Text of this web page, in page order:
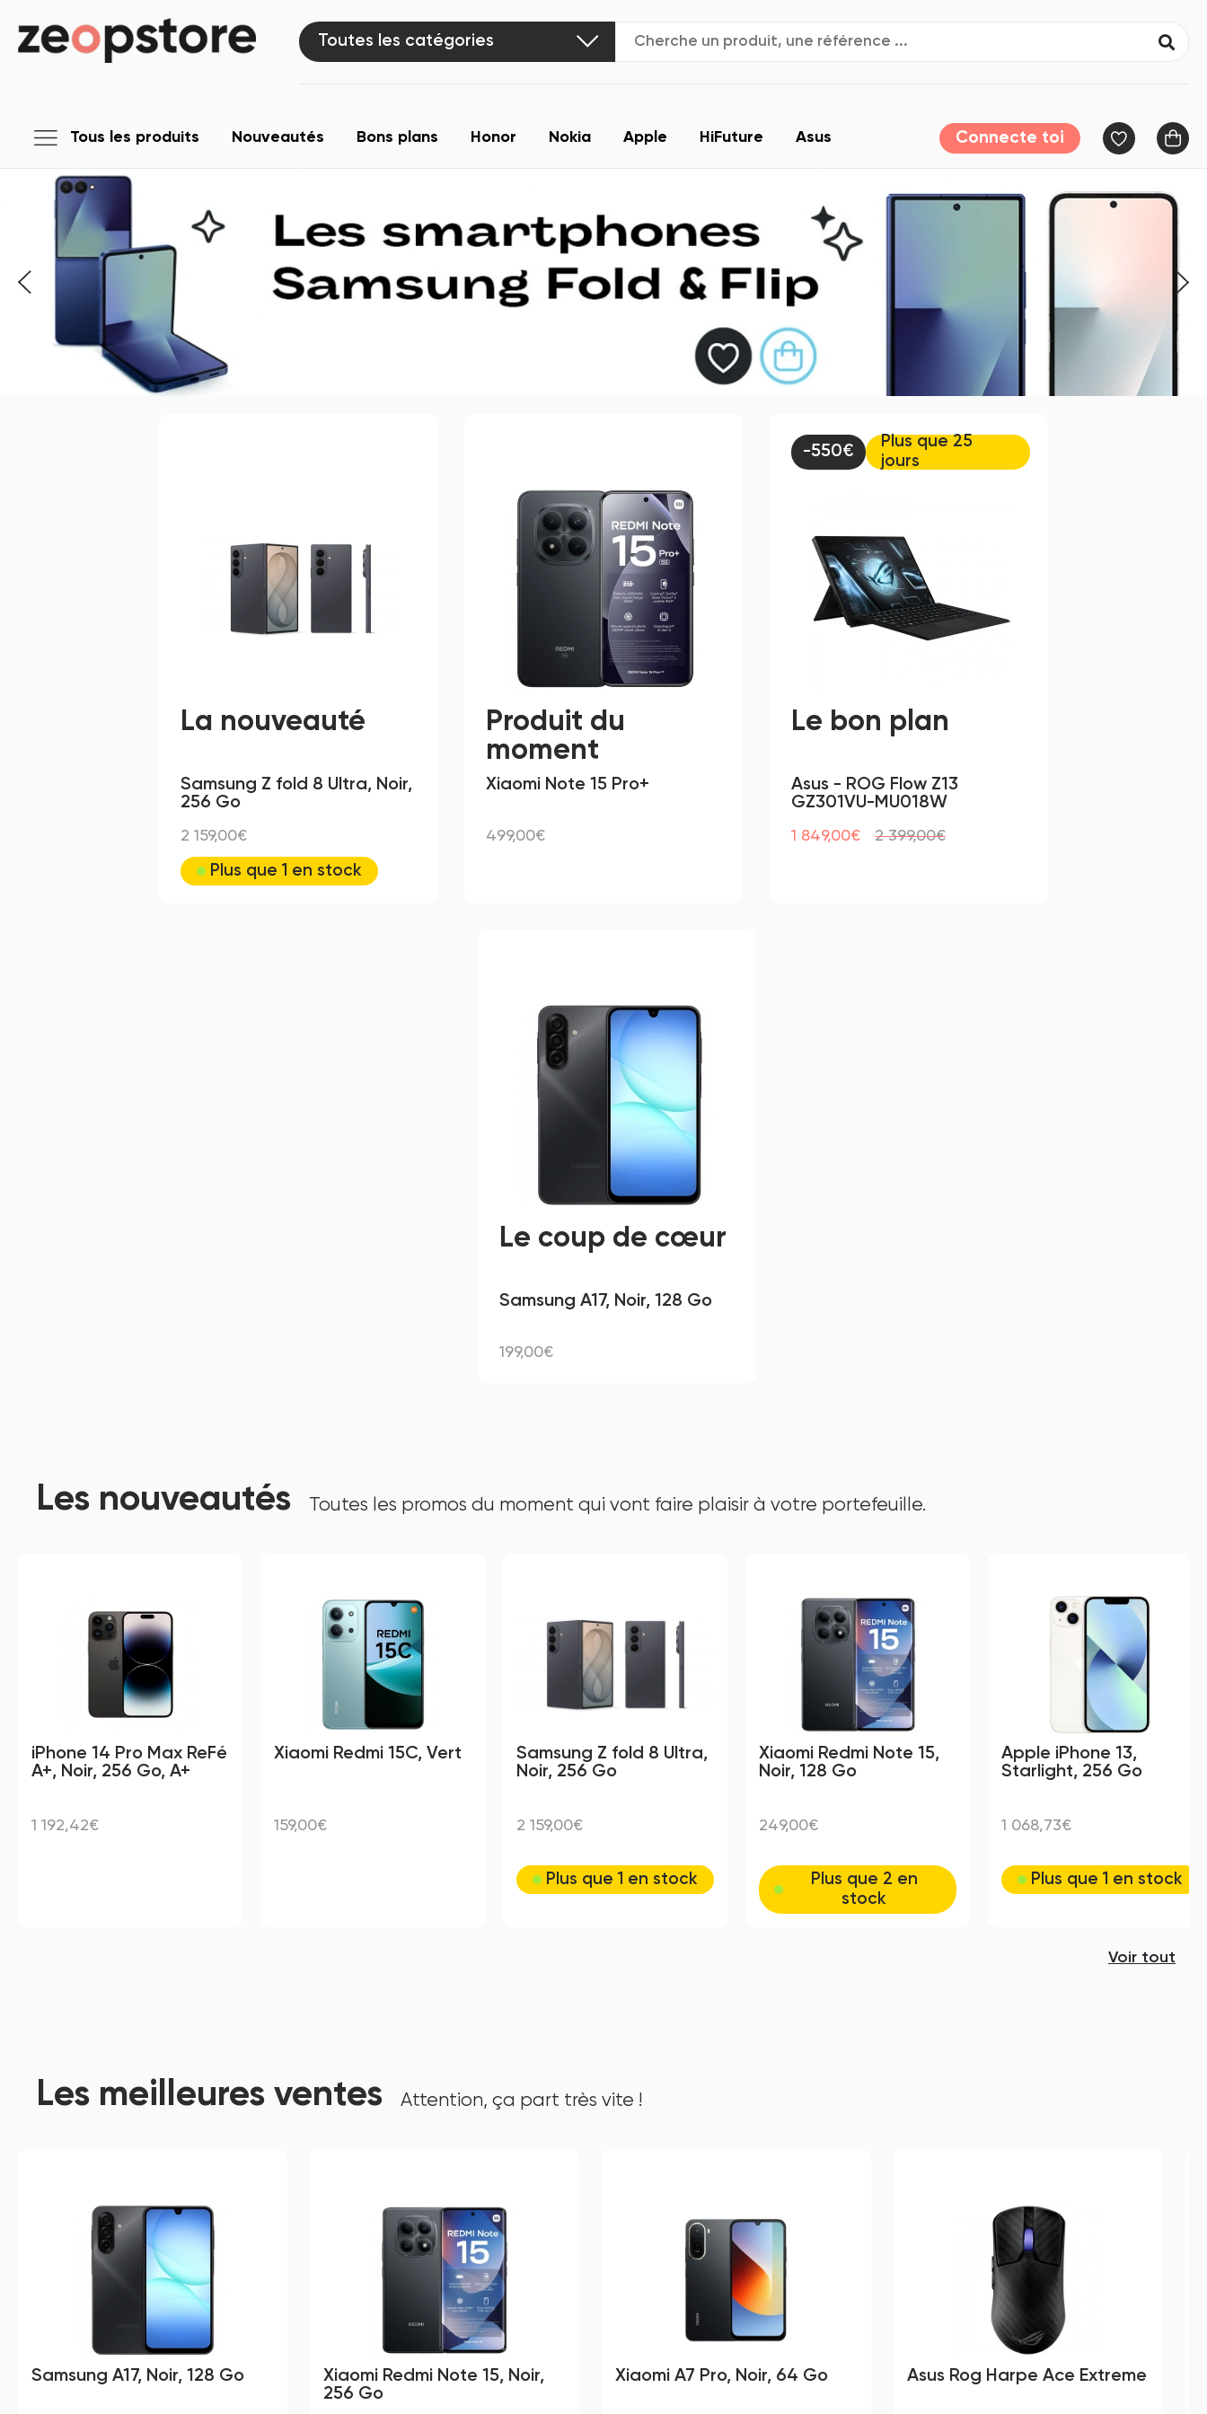
Toutes les catégories
Tous les produits Nouveautés Bons plans Honor Nokia Apple HiFuture Asus Connecte toi
La nouveauté
Samsung Z fold 8 Ultra, Noir,
256 Go
2 159,00€
Plus que 1 en stock
Produit du
moment
Xiaomi Note 15 Pro+
499,00€
-550€
Plus que 25
jours
Le bon plan
Asus - ROG Flow Z13
GZ301VU-MU018W
1 849,00€ 2 399,00€
Le coup de cœur
Samsung A17, Noir, 128 Go
199,00€
Les nouveautés Toutes les promos du moment qui vont faire plaisir à votre portefeuille.
iPhone 14 Pro Max ReFé
A+, Noir, 256 Go, A+
1 192,42€
Xiaomi Redmi 15C, Vert
159,00€
Samsung Z fold 8 Ultra,
Noir, 256 Go
2 159,00€
Plus que 1 en stock
Xiaomi Redmi Note 15,
Noir, 128 Go
249,00€
Plus que 2 en
stock
Apple iPhone 13,
Starlight, 256 Go
1 068,73€
Plus que 1 en stock
Voir tout
Les meilleures ventes Attention, ça part très vite !
Samsung A17, Noir, 128 Go
Xiaomi Redmi Note 15, Noir,
256 Go
Xiaomi A7 Pro, Noir, 64 Go Asus Rog Harpe Ace Extreme